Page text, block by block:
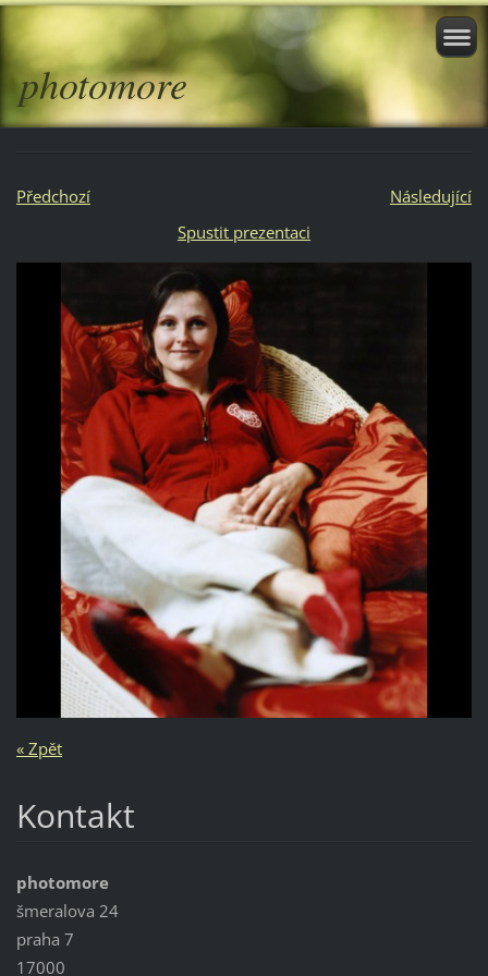
photomore
Předchozí
Následující
Spustit prezentaci
« Zpět
Kontakt
photomore
šmeralova 24
praha 7
17000